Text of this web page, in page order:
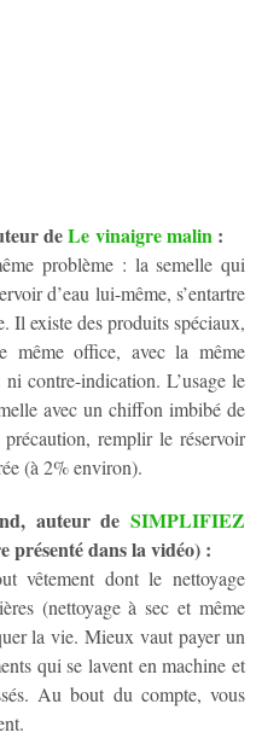
deLe vinaigre malin :
problème : la semelle qui
d’eau lui-même, s’entartre
Il existe des produits spéciaux,
même office, avec la même
contre-indication. L’usage le
avec un chiffon imbibé de
remplir le réservoir
(à 2% environ).
auteur de SIMPLIFIEZ
présenté dans la vidéo) :
vêtement dont le nettoyage
(nettoyage à sec et même
la vie. Mieux vaut payer un
qui se lavent en machine et
Au bout du compte, vous